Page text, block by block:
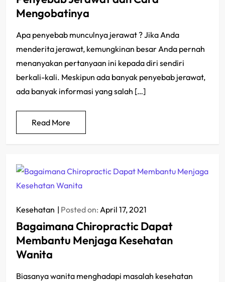
Mengobatinya
Apa penyebab munculnya jerawat ? Jika Anda
menderita jerawat, kemungkinan besar Anda pernah
menanyakan pertanyaan ini kepada diri sendiri
berkali-kali. Meskipun ada banyak penyebab jerawat,
ada banyak informasi yang salah […]
Read More
Kesehatan Posted on: April 17, 2021
Bagaimana Chiropractic Dapat
Membantu Menjaga Kesehatan
Wanita
Biasanya wanita menghadapi masalah kesehatan